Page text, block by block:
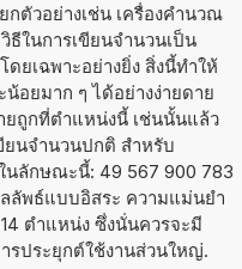
ตัวอย่างเช่น เครื่องคำนวณ
ในการเขียนจำนวนเป็น
ดยเฉพาะอย่างยิ่ง สิ่งนี้ทำให้
อยมาก ๆ ได้อย่างง่ายดาย
ยถูกที่ตำแหน่งนี้ เช่นนั้นแล้ว
ยนจำนวนปกติ สำหรับ
นลักษณะนี้: 49 567 900 783
ลัพธ์แบบอิสระ ความแม่นยำ
ตำแหน่ง ซึ่งนั่นควรจะมี
รประยุกต์ใช้งานส่วนใหญ่.